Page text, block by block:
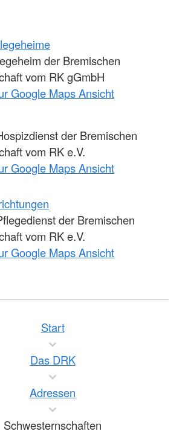
der Bremischen
vom RK gGmbH
Google Maps Ansicht
der Bremischen
vom RK e.V.
Google Maps Ansicht
der Bremischen
vom RK e.V.
Google Maps Ansicht
Start
Das DRK
Adressen
Schwesternschaften